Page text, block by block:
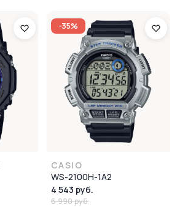
-35%
CASIO
WS-2100H-1A2
4 543 руб.
6 990 руб.